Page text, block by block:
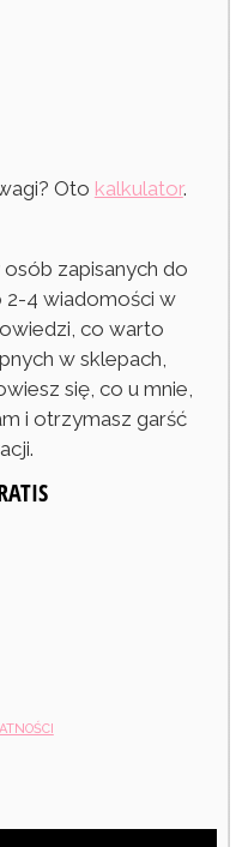
Oto kalkulator.
2-4 wiadomości w
co warto
w sklepach,
się, co u mnie,
i otrzymasz garść